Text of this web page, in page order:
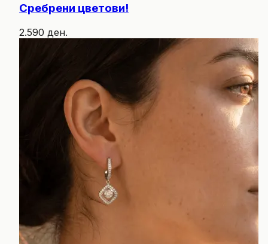
Сребрени цветови!
2.590 ден.